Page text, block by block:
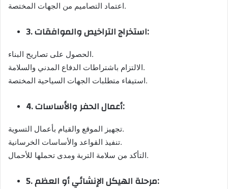
اعتماد التصاميم من الجهات المختصة.
3. استخراج التراخيص والموافقات:
الحصول على تصاريح البناء.
الالتزام باشتراطات الدفاع المدني والسلامة.
استيفاء متطلبات الجهات السياحية المختصة.
4. أعمال الحفر والأساسات:
تجهيز الموقع والقيام بأعمال التسوية.
تنفيذ القواعد والأساسات الخرسانية.
التأكد من سلامة التربة ومدى تحملها للأحمال.
5. مرحلة الهيكل الإنشائي أو العظم: